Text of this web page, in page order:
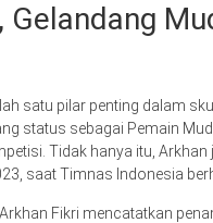
Gelandang
satu pilar penting dalam
status sebagai Pemain
Tidak hanya itu,
saat Timnas Indonesia
Fikri mencatatkan